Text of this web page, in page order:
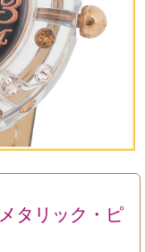
タリック・ピ